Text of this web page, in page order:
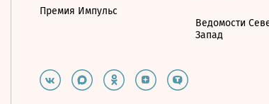
Премия Импульс
Ведомости
Запад